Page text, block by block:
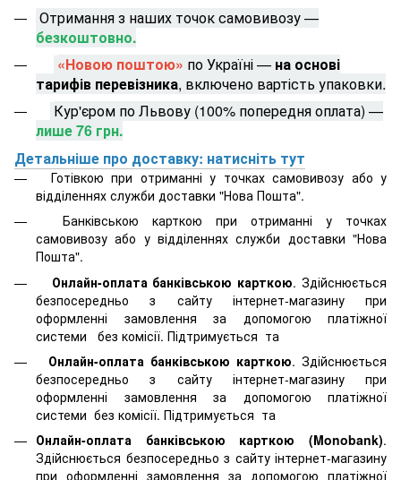
Отримання з наших точок самовивозу —
безкоштовно.
«Новою поштою» по Україні — на основі
тарифів перевізника, включено вартість упаковки.
Кур'єром по Львову (100% попередня оплата) —
лише 76 грн.
Детальніше про доставку: натисніть тут
Готівкою при отриманні у точках самовивозу або у
відділеннях служби доставки "Нова Пошта".
Банківською карткою при отриманні у точках
самовивозу або у відділеннях служби доставки "Нова
Пошта".
Онлайн-оплата банківською карткою. Здійснюється
безпосередньо з сайту інтернет-магазину при
оформленні замовлення за допомогою платіжної
системи
без комісії. Підтримується та
Онлайн-оплата банківською карткою. Здійснюється
безпосередньо з сайту інтернет-магазину при
оформленні замовлення за допомогою платіжної
системи без комісії. Підтримується та
Онлайн-оплата банківською карткою (Monobank).
Здійснюється безпосередньо з сайту інтернет-магазину
при оформленні замовлення за допомогою платіжної